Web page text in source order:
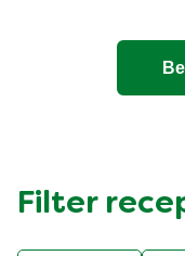
Filter